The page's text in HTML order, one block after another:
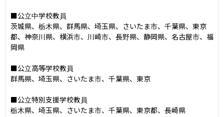
■公立中学校教員
茨城県、栃木県、群馬県、埼玉県、さいたま市、千葉県、東京
都、神奈川県、横浜市、川崎市、長野県、静岡県、名古屋市、福
岡県
■公立高等学校教員
群馬県、埼玉県、さいたま市、千葉県、東京
■公立特別支援学校教員
栃木県、埼玉県、さいたま市、千葉県、東京都、長崎県